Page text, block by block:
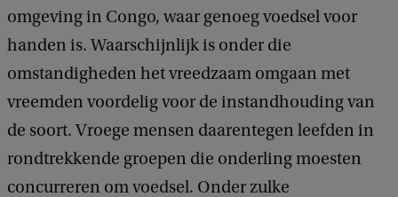
omgeving in Congo, waar genoeg voedsel voor
handen is. Waarschijnlijk is onder die
omstandigheden het vreedzaam omgaan met
vreemden voordelig voor de instandhouding van
de soort. Vroege mensen daarentegen leefden in
rondtrekkende groepen die onderling moesten
concurreren om voedsel. Onder zulke